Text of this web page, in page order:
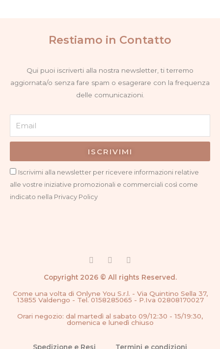
Restiamo in Contatto
Qui puoi iscriverti alla nostra newsletter, ti terremo
aggiornata/o senza fare spam o esagerare con la frequenza
delle comunicazioni.
Privacy
Iscrivimi alla newsletter per ricevere informazioni relative
alle vostre iniziative promozionali e commerciali così come
indicato nella Privacy Policy
ISCRIVIMI
F
c
b
o
k
-
I
s
a
g
a
m
G
o
g
l
e
Copyright 2026 © All rights Reserved.
Come una volta di Onlyne You S.r.l. - Via Quintino Sella 37,
13855 Valdengo - Tel. 0158285065 - P.Iva 02808170027
Orari negozio: dal martedì al sabato 09/12:30 - 15/19:30,
domenica e lunedì chiuso
Spedizione e Resi Termini e condizioni